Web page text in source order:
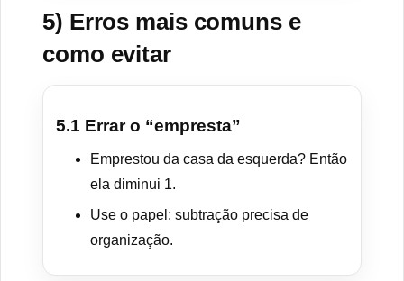
5) Erros mais comuns e
como evitar
5.1 Errar o “empresta”
Emprestou da casa da esquerda? Então
ela diminui 1.
Use o papel: subtração precisa de
organização.